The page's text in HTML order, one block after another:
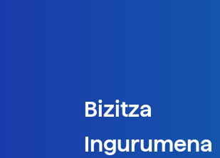
Bizitza
Ingurumena